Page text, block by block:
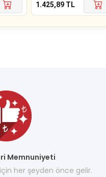
1.425,89 TL
Memnuniyeti
her şeyden önce gelir.